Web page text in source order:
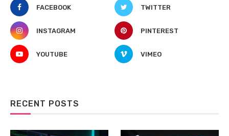
FACEBOOK TWITTER
INSTAGRAM PINTEREST
YOUTUBE VIMEO
RECENT POSTS